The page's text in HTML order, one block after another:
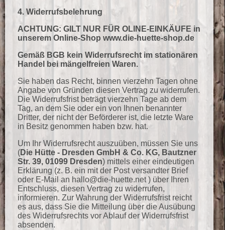
4. Widerrufsbelehrung
ACHTUNG: GILT NUR FÜR OLINE-EINKÄUFE in
unserem Online-Shop www.die-huette-shop.de
Gemäß BGB kein Widerrufsrecht im stationären
Handel bei mängelfreien Waren.
Sie haben das Recht, binnen vierzehn Tagen ohne
Angabe von Gründen diesen Vertrag zu widerrufen.
Die Widerrufsfrist beträgt vierzehn Tage ab dem
Tag, an dem Sie oder ein von Ihnen benannter
Dritter, der nicht der Beförderer ist, die letzte Ware
in Besitz genommen haben bzw. hat.
Um Ihr Widerrufsrecht auszuüben, müssen Sie uns
(Die Hütte - Dresden GmbH & Co. KG, Bautzner
Str. 39, 01099 Dresden) mittels einer eindeutigen
Erklärung (z. B. ein mit der Post versandter Brief
oder E-Mail an hallo@die-huette.net ) über Ihren
Entschluss, diesen Vertrag zu widerrufen,
informieren. Zur Wahrung der Widerrufsfrist reicht
es aus, dass Sie die Mitteilung über die Ausübung
des Widerrufsrechts vor Ablauf der Widerrufsfrist
absenden.